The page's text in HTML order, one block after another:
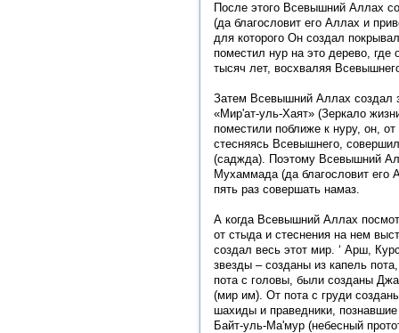
После этого Всевышний Аллах
(да благословит его Аллах и
для которого Он создал
поместил нур на это дерево, где
тысяч лет, восхваляя
Затем Всевышний Аллах создал
«Мир'ат-уль-Хаят» (Зеркало
поместили поближе к нуру, он,
стесняясь Всевышнего,
(саджда). Поэтому Всевышний
Мухаммада (да благословит его
пять раз совершать намаз.
А когда Всевышний Аллах
от стыда и стеснения на нем
создал весь этот мир. ‘ Арш,
звезды – созданы из капель
пота с головы, были созданы
(мир им). От пота с груди
шахиды и праведники,
Байт-уль-Ма'мур (небесный